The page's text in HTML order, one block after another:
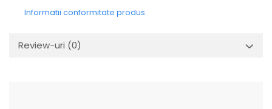
Informatii conformitate produs
Review-uri (0)